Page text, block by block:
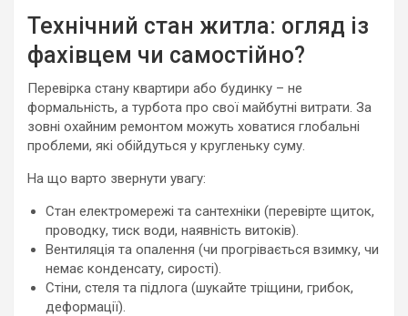
Технічний стан житла: огляд із
фахівцем чи самостійно?
Перевірка стану квартири або будинку – не
формальність, а турбота про свої майбутні витрати. За
зовні охайним ремонтом можуть ховатися глобальні
проблеми, які обійдуться у кругленьку суму.
На що варто звернути увагу:
Стан електромережі та сантехніки (перевірте щиток,
проводку, тиск води, наявність витоків).
Вентиляція та опалення (чи прогрівається взимку, чи
немає конденсату, сирості).
Стіни, стеля та підлога (шукайте тріщини, грибок,
деформації).